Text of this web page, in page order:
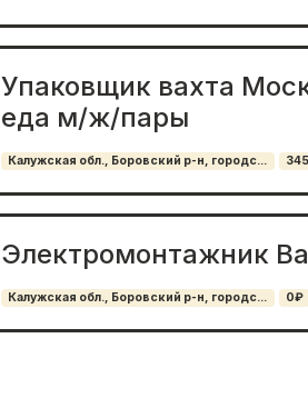
Упаковщик вахта
еда м/ж/пары
Калужская обл., Боровский р-н, городс...
Электромонтажник
Калужская обл., Боровский р-н, городс... 0₽